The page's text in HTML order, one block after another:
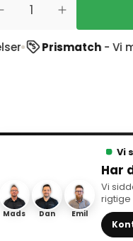
Prismatch- Vi
Mads Dan Emil
Vi
Har
Vi
rigtige